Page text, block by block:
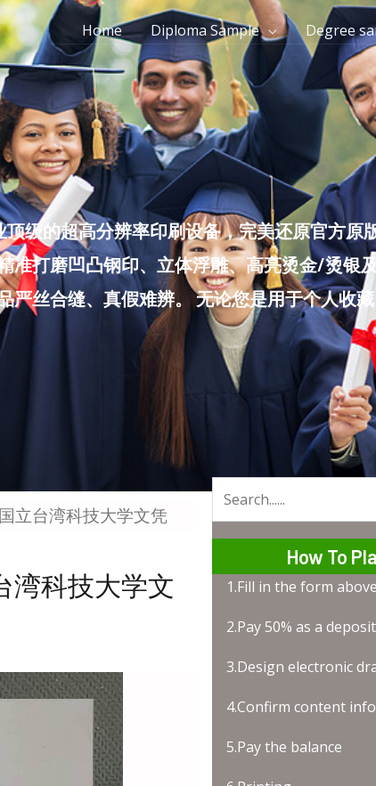
Home Diploma Sample Degree
级的超高分辨率印刷设备，完美还原官方原
准打磨凹凸钢印、立体浮雕、高亮烫金/烫银
丝合缝、真假难辨。 无论您是用于个人收
立台湾科技大学文凭
湾科技大学文
How To
1.Fill in the form above
2.Pay 50% as a deposit
3.Design electronic
4.Confirm content
5.Pay the balance